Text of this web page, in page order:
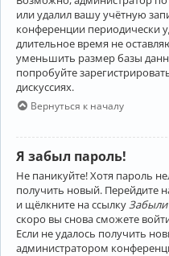
или удалил вашу учётную
конференции периодически
длительное время не
уменьшить размер базы
попробуйте
дискуссиях.
Вернуться к началу
Я забыл пароль!
Не паникуйте! Хотя пароль
получить новый. Перейдите
и щёлкните на ссылку
скоро вы снова сможете
Если не удалось получить
администратором